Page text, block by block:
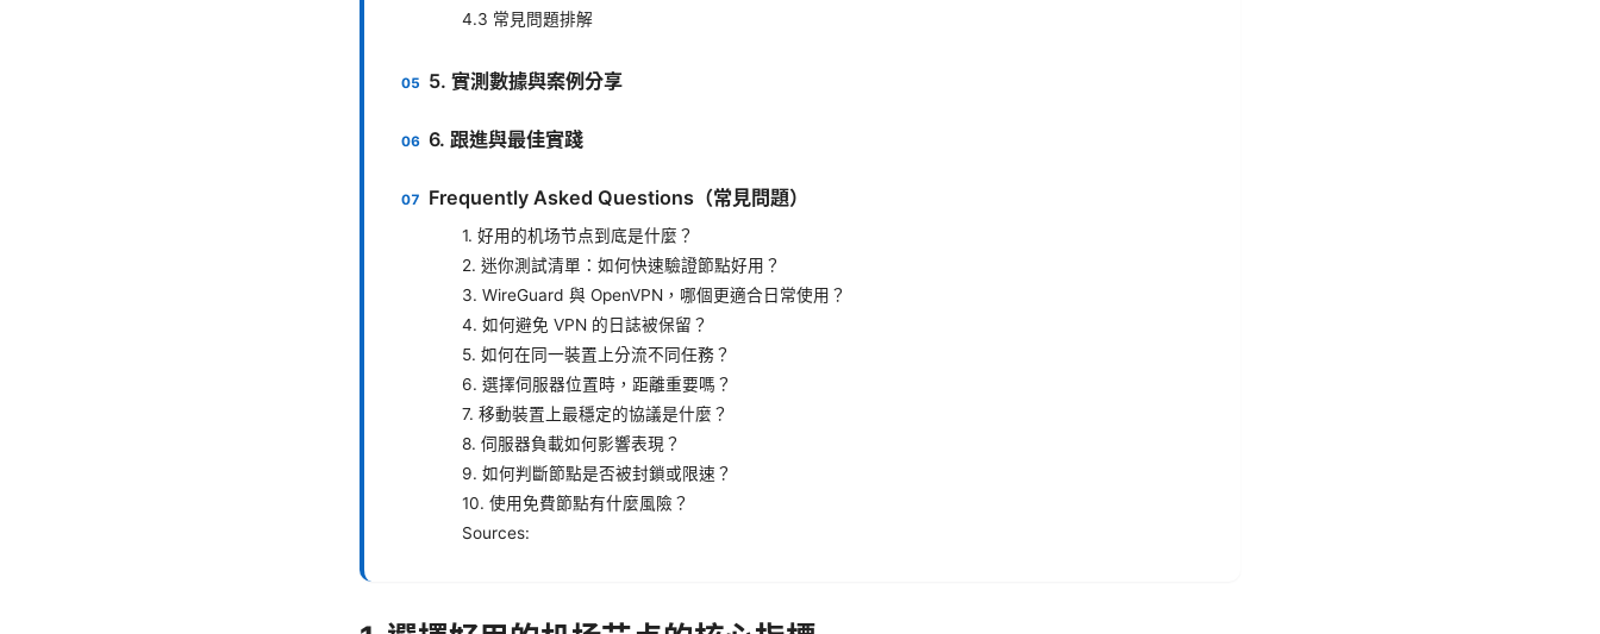
4.3 常見問題排解
5. 實測數據與案例分享
6. 跟進與最佳實踐
Frequently Asked Questions（常見問題）
1. 好用的机场节点到底是什麼？
2. 迷你測試清單：如何快速驗證節點好用？
3. WireGuard 與 OpenVPN，哪個更適合日常使用？
4. 如何避免 VPN 的日誌被保留？
5. 如何在同一裝置上分流不同任務？
6. 選擇伺服器位置時，距離重要嗎？
7. 移動裝置上最穩定的協議是什麼？
8. 伺服器負載如何影響表現？
9. 如何判斷節點是否被封鎖或限速？
10. 使用免費節點有什麼風險？
Sources: